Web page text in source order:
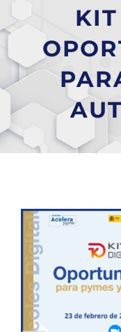
Ver
imagen
más
grande